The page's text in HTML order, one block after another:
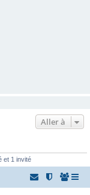
Aller à
et 1 invité